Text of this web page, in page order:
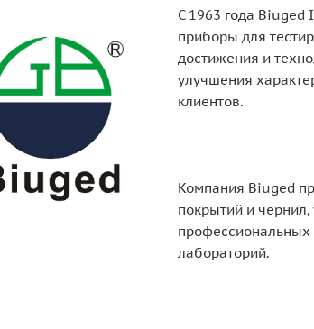
С 1963 года
приборы для
достижения и
улучшения
клиентов.
Компания Biuged
покрытий и
профессиональных
лабораторий.